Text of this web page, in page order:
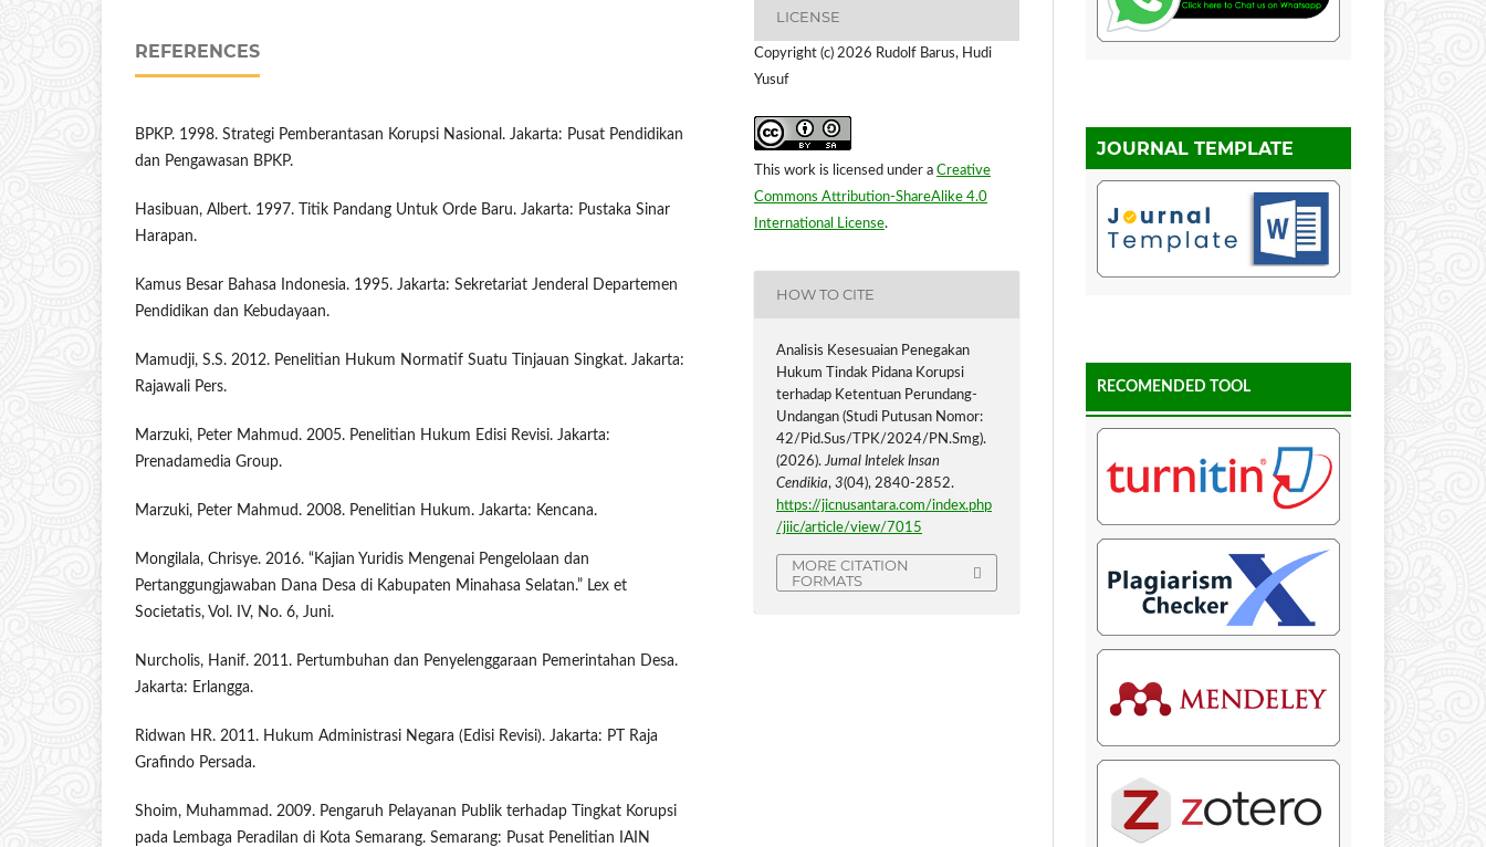
REFERENCES
BPKP. 1998. Strategi Pemberantasan Korupsi Nasional. Jakarta: Pusat Pendidikan
dan Pengawasan BPKP.
Hasibuan, Albert. 1997. Titik Pandang Untuk Orde Baru. Jakarta: Pustaka Sinar
Harapan.
Kamus Besar Bahasa Indonesia. 1995. Jakarta: Sekretariat Jenderal Departemen
Pendidikan dan Kebudayaan.
Mamudji, S.S. 2012. Penelitian Hukum Normatif Suatu Tinjauan Singkat. Jakarta:
Rajawali Pers.
Marzuki, Peter Mahmud. 2005. Penelitian Hukum Edisi Revisi. Jakarta:
Prenadamedia Group.
Marzuki, Peter Mahmud. 2008. Penelitian Hukum. Jakarta: Kencana.
Mongilala, Chrisye. 2016. “Kajian Yuridis Mengenai Pengelolaan dan
Pertanggungjawaban Dana Desa di Kabupaten Minahasa Selatan.” Lex et
Societatis, Vol. IV, No. 6, Juni.
Nurcholis, Hanif. 2011. Pertumbuhan dan Penyelenggaraan Pemerintahan Desa.
Jakarta: Erlangga.
Ridwan HR. 2011. Hukum Administrasi Negara (Edisi Revisi). Jakarta: PT Raja
Grafindo Persada.
Shoim, Muhammad. 2009. Pengaruh Pelayanan Publik terhadap Tingkat Korupsi
pada Lembaga Peradilan di Kota Semarang. Semarang: Pusat Penelitian IAIN
LICENSE
Copyright (c) 2026 Rudolf Barus, Hudi
Yusuf
This work is licensed under a Creative
Commons Attribution-ShareAlike 4.0
International License.
HOW TO CITE
Analisis Kesesuaian Penegakan
Hukum Tindak Pidana Korupsi
terhadap Ketentuan Perundang-
Undangan (Studi Putusan Nomor:
42/Pid.Sus/TPK/2024/PN.Smg).
(2026).Jurnal Intelek Insan
Cendikia,3(04), 2840-2852.
https://jicnusantara.com/index.php
/jiic/article/view/7015
MORE CITATION
FORMATS
JOURNAL TEMPLATE
RECOMENDED TOOL